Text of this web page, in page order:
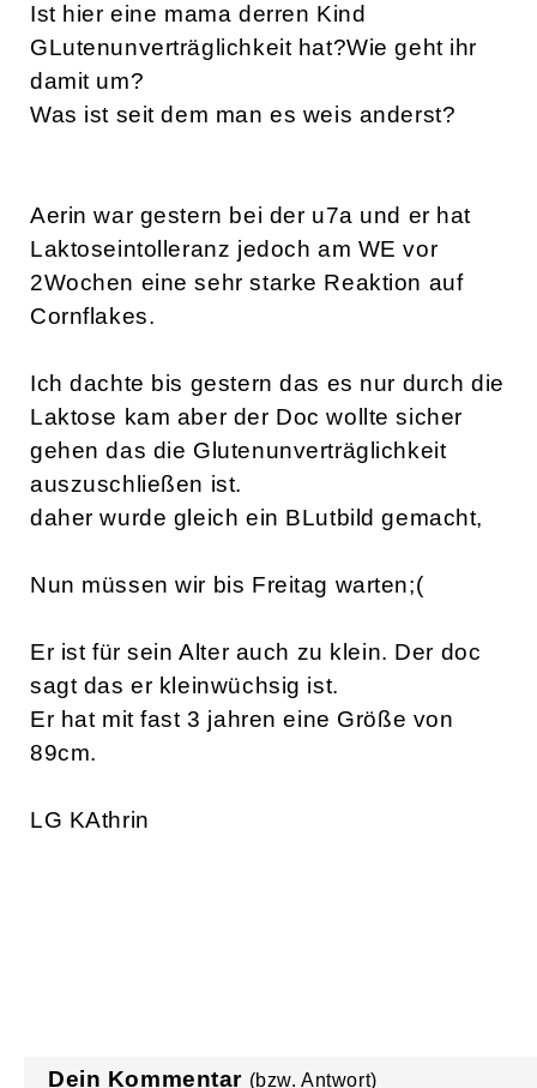
Ist hier eine mama derren Kind
GLutenunverträglichkeit hat?Wie geht ihr
damit um?
Was ist seit dem man es weis anderst?
Aerin war gestern bei der u7a und er hat
Laktoseintolleranz jedoch am WE vor
2Wochen eine sehr starke Reaktion auf
Cornflakes.
Ich dachte bis gestern das es nur durch die
Laktose kam aber der Doc wollte sicher
gehen das die Glutenunverträglichkeit
auszuschließen ist.
daher wurde gleich ein BLutbild gemacht,
Nun müssen wir bis Freitag warten;(
Er ist für sein Alter auch zu klein. Der doc
sagt das er kleinwüchsig ist.
Er hat mit fast 3 jahren eine Größe von
89cm.
LG KAthrin
Dein Kommentar (bzw. Antwort)